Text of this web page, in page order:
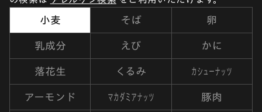
小麦 そば 卵
乳成分 えび かに
落花生 くるみ カシューナッツ
アーモンド マカダミアナッツ 豚肉